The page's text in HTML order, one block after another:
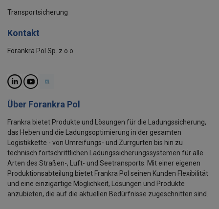
Transportsicherung
Kontakt
Forankra Pol Sp. z o.o.
Über Forankra Pol
Frankra bietet Produkte und Lösungen für die Ladungssicherung,
das Heben und die Ladungsoptimierung in der gesamten
Logistikkette - von Umreifungs- und Zurrgurten bis hin zu
technisch fortschrittlichen Ladungssicherungssystemen für alle
Arten des Straßen-, Luft- und Seetransports. Mit einer eigenen
Produktionsabteilung bietet Frankra Pol seinen Kunden Flexibilität
und eine einzigartige Möglichkeit, Lösungen und Produkte
anzubieten, die auf die aktuellen Bedürfnisse zugeschnitten sind.